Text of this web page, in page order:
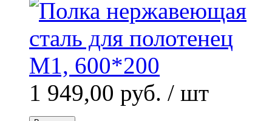
1 949,00 руб. / шт